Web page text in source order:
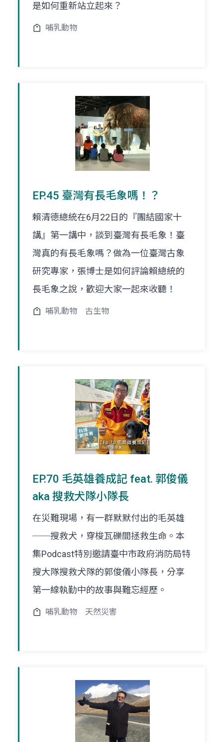
是如何重新站立起來？
哺乳動物
EP.45 臺灣有長毛象嗎！？
賴清德總統在6月22日的『團結國家十
講』第一講中，談到臺灣有長毛象！臺
灣真的有長毛象嗎？做為一位臺灣古象
研究專家，張博士是如何評論賴總統的
長毛象之說，歡迎大家一起來收聽！
哺乳動物 古生物
EP.70 毛英雄養成記 feat. 郭俊儀
aka 搜救犬隊小隊長
在災難現場，有一群默默付出的毛英雄
──搜救犬，穿梭瓦礫間拯救生命。本
集Podcast特別邀請臺中市政府消防局特
搜大隊搜救犬隊的郭俊儀小隊長，分享
第一線執勤中的故事與難忘經歷。
哺乳動物 天然災害